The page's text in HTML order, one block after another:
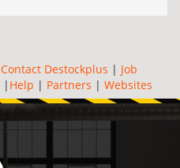
Contact Destockplus | Job
| Help | Partners | Websites